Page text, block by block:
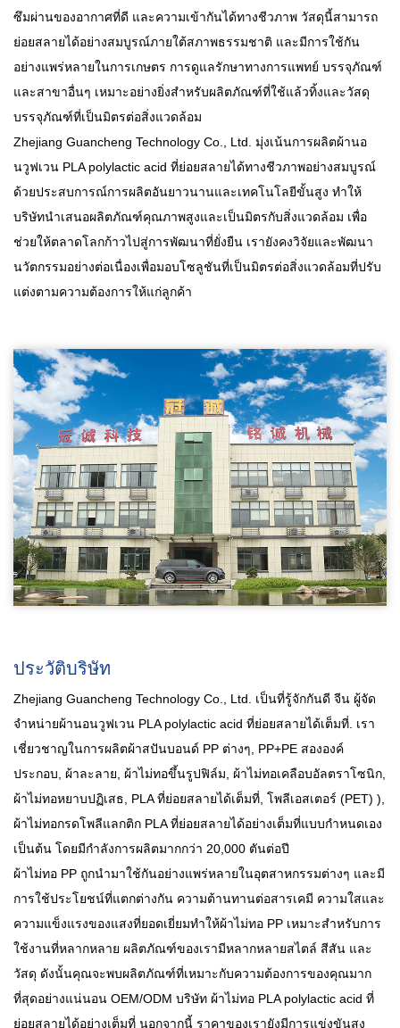
ซึมผ่านของอากาศที่ดี และความเข้ากันได้ทางชีวภาพ วัสดุนี้สามารถ
ย่อยสลายได้อย่างสมบูรณ์ภายใต้สภาพธรรมชาติ และมีการใช้กัน
อย่างแพร่หลายในการเกษตร การดูแลรักษาทางการแพทย์ บรรจุภัณฑ์
และสาขาอื่นๆ เหมาะอย่างยิ่งสำหรับผลิตภัณฑ์ที่ใช้แล้วทิ้งและวัสดุ
บรรจุภัณฑ์ที่เป็นมิตรต่อสิ่งแวดล้อม
Zhejiang Guancheng Technology Co., Ltd. มุ่งเน้นการผลิตผ้านอ
นวูฟเวน PLA polylactic acid ที่ย่อยสลายได้ทางชีวภาพอย่างสมบูรณ์
ด้วยประสบการณ์การผลิตอันยาวนานและเทคโนโลยีขั้นสูง ทำให้
บริษัทนำเสนอผลิตภัณฑ์คุณภาพสูงและเป็นมิตรกับสิ่งแวดล้อม เพื่อ
ช่วยให้ตลาดโลกก้าวไปสู่การพัฒนาที่ยั่งยืน เรายังคงวิจัยและพัฒนา
นวัตกรรมอย่างต่อเนื่องเพื่อมอบโซลูชันที่เป็นมิตรต่อสิ่งแวดล้อมที่ปรับ
แต่งตามความต้องการให้แก่ลูกค้า
ประวัติบริษัท
Zhejiang Guancheng Technology Co., Ltd. เป็นที่รู้จักกันดี จีน ผู้จัด
จำหน่ายผ้านอนวูฟเวน PLA polylactic acid ที่ย่อยสลายได้เต็มที่. เรา
เชี่ยวชาญในการผลิตผ้าสปันบอนด์ PP ต่างๆ, PP+PE สององค์
ประกอบ, ผ้าละลาย, ผ้าไม่ทอขึ้นรูปฟิล์ม, ผ้าไม่ทอเคลือบอัลตราโซนิก,
ผ้าไม่ทอหยาบปฏิเสธ, PLA ที่ย่อยสลายได้เต็มที่, โพลีเอสเตอร์ (PET) ),
ผ้าไม่ทอกรดโพลีแลกติก PLA ที่ย่อยสลายได้อย่างเต็มที่แบบกำหนดเอง
เป็นต้น โดยมีกำลังการผลิตมากกว่า 20,000 ตันต่อปี
ผ้าไม่ทอ PP ถูกนำมาใช้กันอย่างแพร่หลายในอุตสาหกรรมต่างๆ และมี
การใช้ประโยชน์ที่แตกต่างกัน ความต้านทานต่อสารเคมี ความใสและ
ความแข็งแรงของแสงที่ยอดเยี่ยมทำให้ผ้าไม่ทอ PP เหมาะสำหรับการ
ใช้งานที่หลากหลาย ผลิตภัณฑ์ของเรามีหลากหลายสไตล์ สีสัน และ
วัสดุ ดังนั้นคุณจะพบผลิตภัณฑ์ที่เหมาะกับความต้องการของคุณมาก
ที่สุดอย่างแน่นอน OEM/ODM บริษัท ผ้าไม่ทอ PLA polylactic acid ที่
ย่อยสลายได้อย่างเต็มที่ นอกจากนี้ ราคาของเรายังมีการแข่งขันสูง